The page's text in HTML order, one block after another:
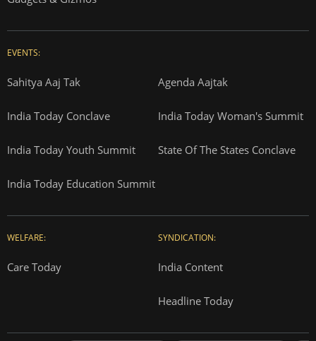
EVENTS:
Sahitya Aaj Tak Agenda Aajtak
India Today Conclave India Today Woman's Summit
India Today Youth Summit State Of The States Conclave
India Today Education Summit
WELFARE:
Care Today
SYNDICATION:
India Content
Headline Today